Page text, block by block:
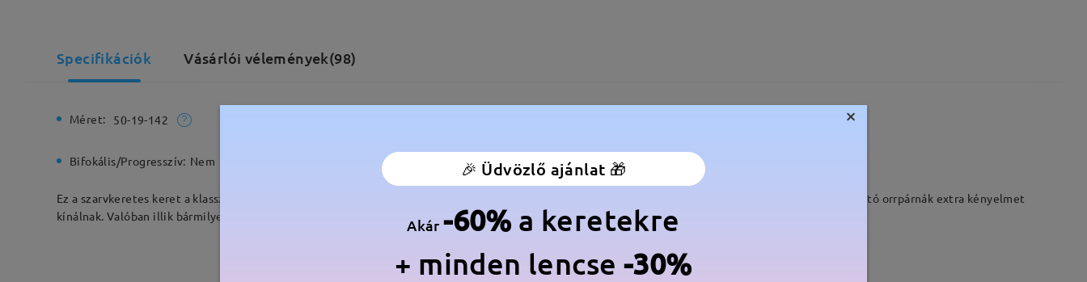
Specifikációk Vásárlói vélemények(98)
Méret: 50-19-142 14g
Bifokális/Progresszív: Nem Rugós zsanér: Anyag: Keverék anyagok
Ez a szarvkeretes keret a klasszikus vonzerőt modern élekkel ötvözi. Az arany fém orrnyereg és szárak gyönyörűvé és kifinomulttá teszik, míg az állítható orrpárnák extra kényelmet
kínálnak. Valóban illik bármilyen arcformához, és további bájt ad a nyári öltözetedhez.
×
🎉 Üdvözlő ajánlat 🎁
Akár-60% a keretekre
+ minden lencse -30%